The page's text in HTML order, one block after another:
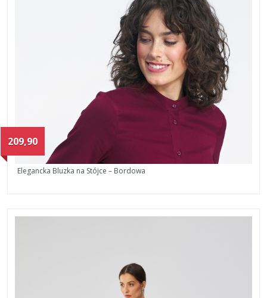
209,90
Elegancka Bluzka na Stójce – Bordowa